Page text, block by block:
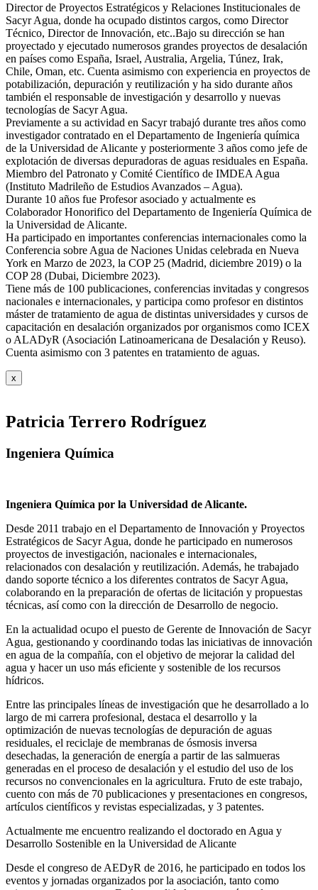
Director de Proyectos Estratégicos y Relaciones Institucionales de
Sacyr Agua, donde ha ocupado distintos cargos, como Director
Técnico, Director de Innovación, etc..Bajo su dirección se han
proyectado y ejecutado numerosos grandes proyectos de desalación
en países como España, Israel, Australia, Argelia, Túnez, Irak,
Chile, Oman, etc. Cuenta asimismo con experiencia en proyectos de
potabilización, depuración y reutilización y ha sido durante años
también el responsable de investigación y desarrollo y nuevas
tecnologías de Sacyr Agua.
Previamente a su actividad en Sacyr trabajó durante tres años como
investigador contratado en el Departamento de Ingeniería química
de la Universidad de Alicante y posteriormente 3 años como jefe de
explotación de diversas depuradoras de aguas residuales en España.
Miembro del Patronato y Comité Científico de IMDEA Agua
(Instituto Madrileño de Estudios Avanzados – Agua).
Durante 10 años fue Profesor asociado y actualmente es
Colaborador Honorifico del Departamento de Ingeniería Química de
la Universidad de Alicante.
Ha participado en importantes conferencias internacionales como la
Conferencia sobre Agua de Naciones Unidas celebrada en Nueva
York en Marzo de 2023, la COP 25 (Madrid, diciembre 2019) o la
COP 28 (Dubai, Diciembre 2023).
Tiene más de 100 publicaciones, conferencias invitadas y congresos
nacionales e internacionales, y participa como profesor en distintos
máster de tratamiento de agua de distintas universidades y cursos de
capacitación en desalación organizados por organismos como ICEX
o ALADyR (Asociación Latinoamericana de Desalación y Reuso).
Cuenta asimismo con 3 patentes en tratamiento de aguas.
x
Patricia Terrero Rodríguez
Ingeniera Química
Ingeniera Química por la Universidad de Alicante.
Desde 2011 trabajo en el Departamento de Innovación y Proyectos
Estratégicos de Sacyr Agua, donde he participado en numerosos
proyectos de investigación, nacionales e internacionales,
relacionados con desalación y reutilización. Además, he trabajado
dando soporte técnico a los diferentes contratos de Sacyr Agua,
colaborando en la preparación de ofertas de licitación y propuestas
técnicas, así como con la dirección de Desarrollo de negocio.
En la actualidad ocupo el puesto de Gerente de Innovación de Sacyr
Agua, gestionando y coordinando todas las iniciativas de innovación
en agua de la compañía, con el objetivo de mejorar la calidad del
agua y hacer un uso más eficiente y sostenible de los recursos
hídricos.
Entre las principales líneas de investigación que he desarrollado a lo
largo de mi carrera profesional, destaca el desarrollo y la
optimización de nuevas tecnologías de depuración de aguas
residuales, el reciclaje de membranas de ósmosis inversa
desechadas, la generación de energía a partir de las salmueras
generadas en el proceso de desalación y el estudio del uso de los
recursos no convencionales en la agricultura. Fruto de este trabajo,
cuento con más de 70 publicaciones y presentaciones en congresos,
artículos científicos y revistas especializadas, y 3 patentes.
Actualmente me encuentro realizando el doctorado en Agua y
Desarrollo Sostenible en la Universidad de Alicante
Desde el congreso de AEDyR de 2016, he participado en todos los
eventos y jornadas organizados por la asociación, tanto como